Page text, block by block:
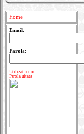
Home
Email:
Parola:
Utilizator nou
Parola uitata